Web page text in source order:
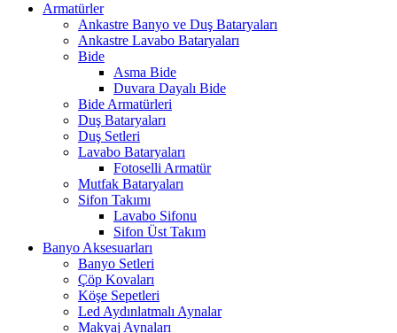
Armatürler
Ankastre Banyo ve Duş Bataryaları
Ankastre Lavabo Bataryaları
Bide
Asma Bide
Duvara Dayalı Bide
Bide Armatürleri
Duş Bataryaları
Duş Setleri
Lavabo Bataryaları
Fotoselli Armatür
Mutfak Bataryaları
Sifon Takımı
Lavabo Sifonu
Sifon Üst Takım
Banyo Aksesuarları
Banyo Setleri
Çöp Kovaları
Köşe Sepetleri
Led Aydınlatmalı Aynalar
Makyaj Aynaları